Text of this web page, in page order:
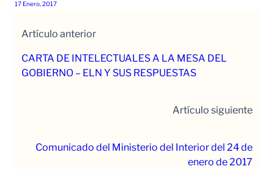
17 Enero, 2017
Artículo anterior
CARTA DE INTELECTUALES A LA MESA DEL
GOBIERNO – ELN Y SUS RESPUESTAS
Artículo siguiente
Comunicado del Ministerio del Interior del 24 de
enero de 2017